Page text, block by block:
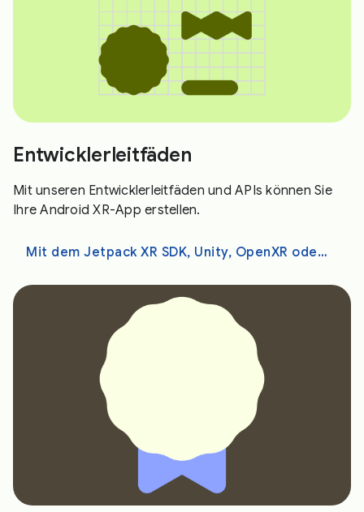
Entwicklerleitfäden
Mit unseren Entwicklerleitfäden und APIs können Sie
Ihre Android XR-App erstellen.
Mit dem Jetpack XR SDK, Unity, OpenXR oder WebXR entwickeln